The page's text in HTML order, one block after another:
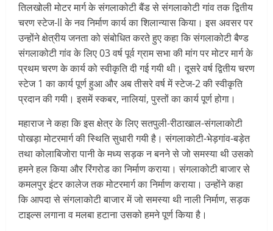
तिलखोली मोटर मार्ग के संगलाकोटी बैंड से संगलाकोटी गांव तक द्वितीय
चरण स्टेज-ll के नव निर्माण कार्य का शिलान्यास किया। इस अवसर पर
उन्होंने क्षेत्रीय जनता को संबोधित करते हुए कहा कि संगलाकोटी बैण्ड
संगलाकोटी गांव के लिए 03 वर्ष पूर्व ग्राम सभा की मांग पर मोटर मार्ग के
प्रथम चरण के कार्य को स्वीकृति दी गई गयी थी। दूसरे वर्ष द्वितीय चरण
स्टेज 1 का कार्य पूर्ण हुआ और अब तीसरे वर्ष में स्टेज-2 की स्वीकृति
प्रदान की गयी। इसमें स्कबर, नालियां, पुस्तों का कार्य पूर्ण होगा।
महाराज ने कहा कि इस क्षेत्र के लिए सतपुली-रीठाखाल-संगलाकोटी
पोखड़ा मोटरमार्ग की स्थिति सुधारी गयी है। संगलाकोटी-भेड़गांव-बड़ेत
तथा कोलाबिजोरा पानी के मध्य सड़क न बनने से जो समस्या थी उसको
हमने हल किया और रिंगरोड का निर्माण कराया। संगलाकोटी बाजार से
कमलपुर इंटर कालेज तक मोटरमार्ग का निर्माण कराया। उन्होंने कहा
कि आपदा से संगलाकोटी बाजार में जो समस्या थी नाली निर्माण, सड़क
टाइल्स लगाना व मलबा हटाना उसको हमने पूर्ण किया है।